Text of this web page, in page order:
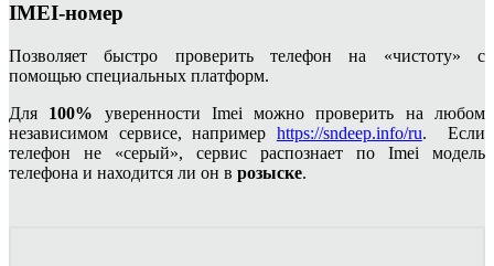
IMEI-номер
Позволяет быстро проверить телефон на «чистоту» с
помощью специальных платформ.
Для 100% уверенности Imei можно проверить на любом
независимом сервисе, например https://sndeep.info/ru. Если
телефон не «серый», сервис распознает по Imei модель
телефона и находится ли он в розыске.